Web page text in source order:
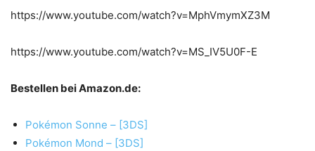
https://www.youtube.com/watch?v=MphVmymXZ3M
https://www.youtube.com/watch?v=MS_IV5U0F-E
Bestellen bei Amazon.de:
Pokémon Sonne – [3DS]
Pokémon Mond – [3DS]